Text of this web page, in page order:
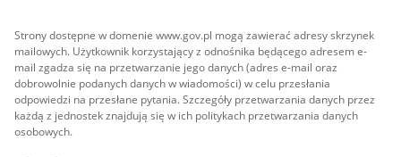
Strony dostępne w domenie www.gov.pl mogą zawierać adresy skrzynek
mailowych. Użytkownik korzystający z odnośnika będącego adresem e-
mail zgadza się na przetwarzanie jego danych (adres e-mail oraz
dobrowolnie podanych danych w wiadomości) w celu przesłania
odpowiedzi na przesłane pytania. Szczegóły przetwarzania danych przez
każdą z jednostek znajdują się w ich politykach przetwarzania danych
osobowych.